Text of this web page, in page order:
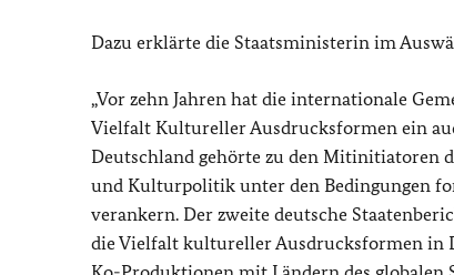
Dazu erklärte die Staatsministerin im
„Vor zehn Jahren hat die internationale
Vielfalt Kultureller Ausdrucksformen ein
Deutschland gehörte zu den Mitinitiatoren
und Kulturpolitik unter den Bedingungen
verankern. Der zweite deutsche
die Vielfalt kultureller Ausdrucksformen in